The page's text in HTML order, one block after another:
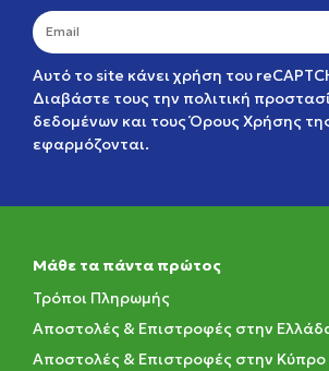
Αυτό το site κάνει χρήση του
Διαβάστε τους την πολιτική
δεδομένων και τουςΌρους Χρήσης
εφαρμόζονται.
Μάθε τα πάντα πρώτος
Τρόποι Πληρωμής
Αποστολές & Επιστροφές στην
Αποστολές & Επιστροφές στην Κύπρο